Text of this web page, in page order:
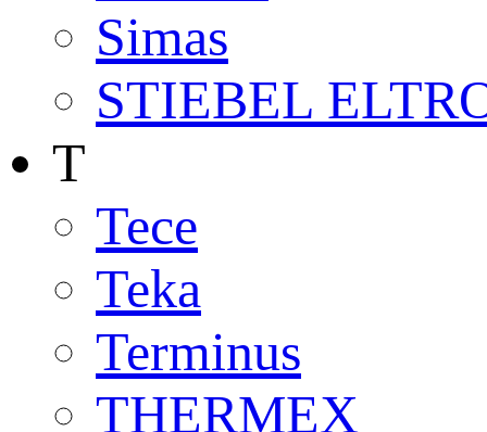
Simas
STIEBEL
T
Tece
Teka
Terminus
THERMEX